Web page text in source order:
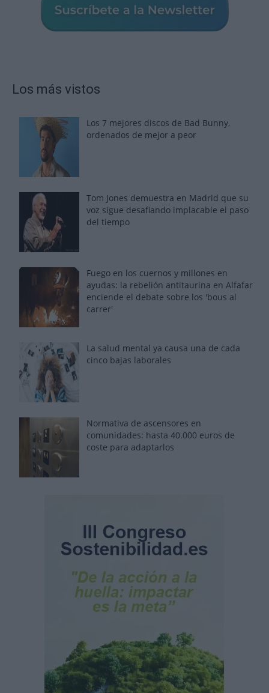
Los más vistos
Los 7 mejores discos de Bad Bunny,
ordenados de mejor a peor
Tom Jones demuestra en Madrid que su
voz sigue desafiando implacable el paso
del tiempo
Fuego en los cuernos y millones en
ayudas: la rebelión antitaurina en Alfafar
enciende el debate sobre los 'bous al
carrer'
La salud mental ya causa una de cada
cinco bajas laborales
Normativa de ascensores en
comunidades: hasta 40.000 euros de
coste para adaptarlos